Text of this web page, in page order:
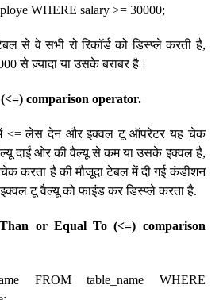
WHERE salary >= 30000;
से वे सभी रो रिकॉर्ड को डिस्प्ले करती है,
से ज़्यादा या उसके बराबर है।
comparison operator.
<= लेस देन और इक्वल टू ऑपरेटर यह चेक
दाईं ओर की वैल्यू से कम या उसके इक्वल है,
चेक करता है की मौजूदा टेबल में दी गई कंडीशन
टू वैल्यू को फाइंड कर डिस्प्ले करता है.
or Equal To (<=) comparison
FROM table_name WHERE